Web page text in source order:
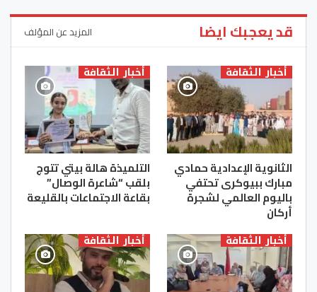
قد يعجبك ايضا المزيد عن المؤلف
أخبار الثقافة
الثانوية الإعدادية حمادي
مبارك ببيوكرى تحتفي
باليوم العالمي لشجرة
أركان
أخبار الثقافة
التلميذة هالة بيتي تتوج
بلقب “شاعرة الوصال”
بقاعة الاجتماعات بالقليعة
أخبار الثقافة أخبار الثقافة